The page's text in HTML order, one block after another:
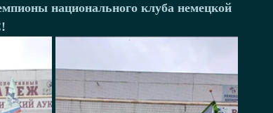
национального клуба немецкой